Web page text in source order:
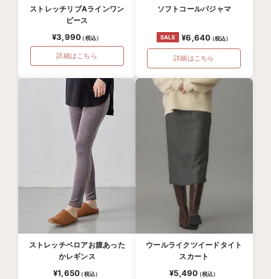
ストレッチリブAラインワン
ピース
¥3,990
詳細はこちら
ソフトコールパジャマ
¥6,640
詳細はこちら
ストレッチベロアお腹あった
かレギンス
¥1,650
ウールライクツイードタイト
スカート
¥5,490